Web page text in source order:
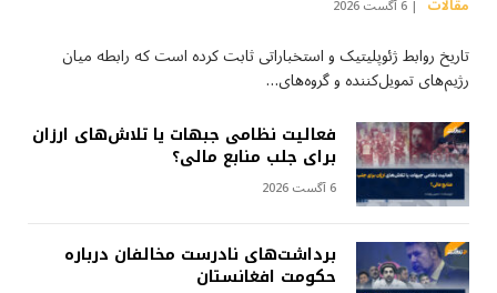
مقالات 6 آگست 2026
تاریخ روابط ژئوپلیتیک و استخباراتی ثابت کرده است که رابطه میان
رژیم‌های تمویل‌کننده و گروه‌های…
فعالیت نظامی جبهات یا تلاش‌های ارزان
برای جلب منابع مالی؟
6 آگست 2026
برداشت‌های نادرست مخالفان درباره
حکومت افغانستان